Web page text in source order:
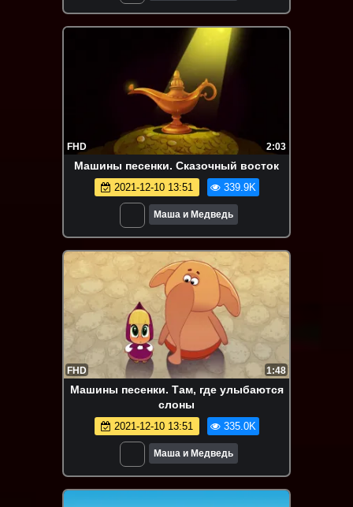
FHD 2:03
Машины песенки. Сказочный восток
2021-12-10 13:51 339.9K
Маша и Медведь
FHD 1:48
Машины песенки. Там, где улыбаются
слоны
2021-12-10 13:51 335.0K
Маша и Медведь